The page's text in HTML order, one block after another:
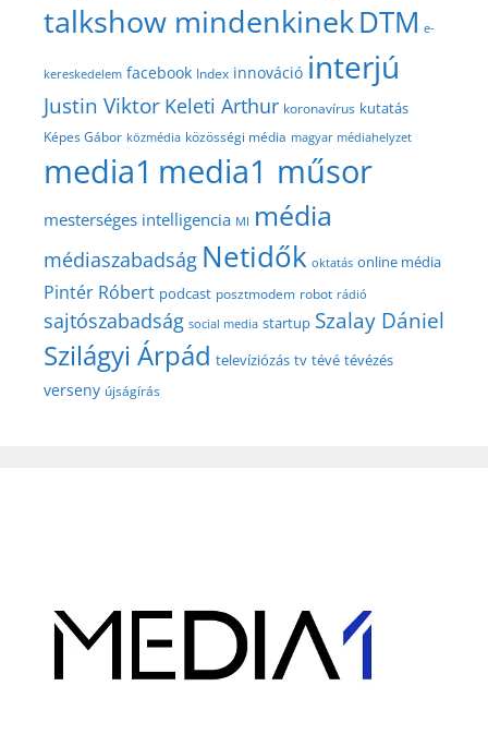
talkshow mindenkinekDTM e-
kereskedelem facebook Index innováció interjú
Justin Viktor Keleti Arthur koronavírus kutatás
Képes Gábor közmédia közösségi média magyar médiahelyzet
media1 media1 műsor
mesterséges intelligencia MI média
médiaszabadság Netidők oktatás online média
Pintér Róbert podcast posztmodem robot rádió
sajtószabadság social media startup Szalay Dániel
Szilágyi Árpád televíziózás tv tévé tévézés
verseny újságírás